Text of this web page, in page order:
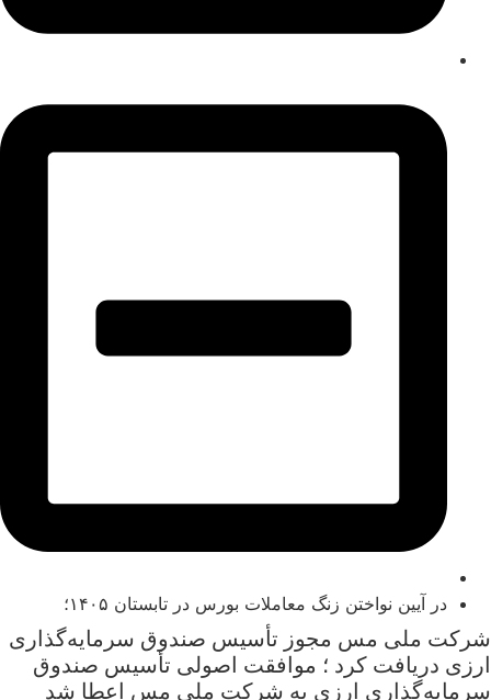
در آیین نواختن زنگ معاملات بورس در تابستان ۱۴۰۵؛
شرکت ملی مس مجوز تأسیس صندوق سرمایه‌گذاری
ارزی دریافت کرد ؛ موافقت اصولی تأسیس صندوق
سرمایه‌گذاری ارزی به شرکت ملی مس اعطا شد